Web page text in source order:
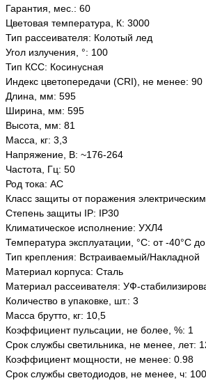
Гарантия, мес.: 60
Цветовая температура, К: 3000
Тип рассеивателя: Колотый лед
Угол излучения, °: 100
Тип КСС: Косинусная
Индекс цветопередачи (CRI), не менее: 90
Длина, мм: 595
Ширина, мм: 595
Высота, мм: 81
Масса, кг: 3,3
Напряжение, В: ~176-264
Частота, Гц: 50
Род тока: AC
Класс защиты от поражения
Степень защиты IP: IP30
Климатическое исполнение: УХЛ4
Температура эксплуатации, °С: от -40°C
Тип крепления: Встраиваемый/Накладной
Материал корпуса: Сталь
Материал рассеивателя: УФ-
Количество в упаковке, шт.: 3
Масса брутто, кг: 10,5
Коэффициент пульсации, не более, %: 1
Срок службы светильника, не менее, лет:
Коэффициент мощности, не менее: 0.98
Срок службы светодиодов, не менее, ч: